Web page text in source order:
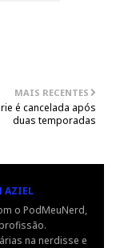
MAIS RECENTES
é cancelada após
duas temporadas
AZIEL
o PodMeuNerd,
na nerdisse e